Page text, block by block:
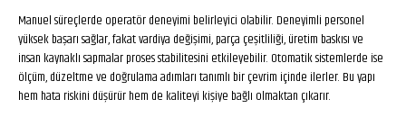
Manuel süreçlerde operatör deneyimi belirleyici olabilir. Deneyimli personel
yüksek başarı sağlar, fakat vardiya değişimi, parça çeşitliliği, üretim baskısı ve
insan kaynaklı sapmalar proses stabilitesini etkileyebilir. Otomatik sistemlerde ise
ölçüm, düzeltme ve doğrulama adımları tanımlı bir çevrim içinde ilerler. Bu yapı
hem hata riskini düşürür hem de kaliteyi kişiye bağlı olmaktan çıkarır.